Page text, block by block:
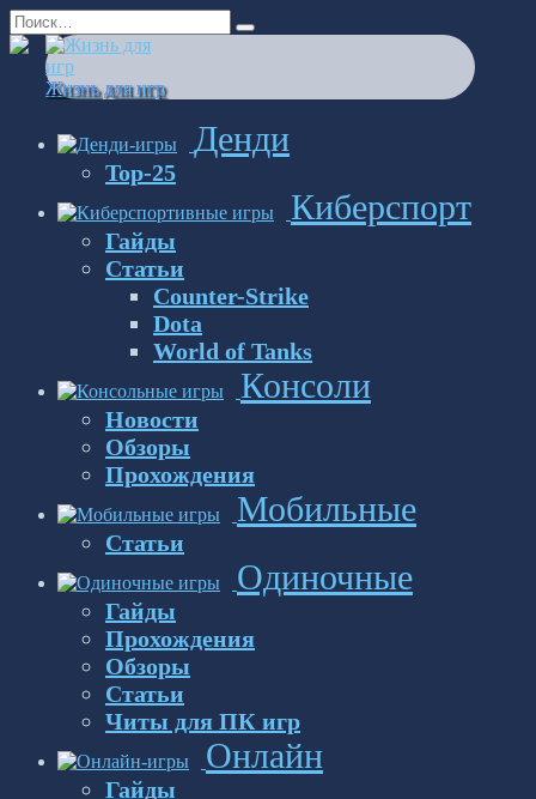
Перейти
к
содержанию
Search
for:
Жизнь для игр
Денди
Top-25
Киберспорт
Гайды
Статьи
Counter-Strike
Dota
World of Tanks
Консоли
Новости
Обзоры
Прохождения
Мобильные
Статьи
Одиночные
Гайды
Прохождения
Обзоры
Статьи
Читы для ПК игр
Онлайн
Гайды